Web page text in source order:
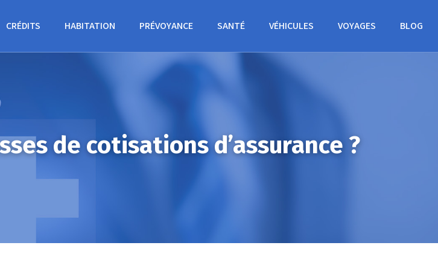
CRÉDITS HABITATION PRÉVOYANCE SANTÉ VÉHICULES VOYAGES BLOG
de cotisations d’assurance ?